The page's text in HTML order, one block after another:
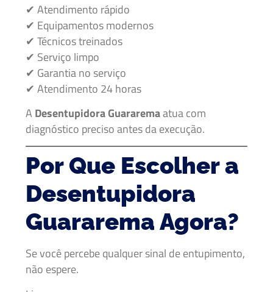
✔ Atendimento rápido
✔ Equipamentos modernos
✔ Técnicos treinados
✔ Serviço limpo
✔ Garantia no serviço
✔ Atendimento 24 horas
A Desentupidora Guararemaatua com
diagnóstico preciso antes da execução.
Por Que Escolher a
Desentupidora
Guararema Agora?
Se você percebe qualquer sinal de entupimento,
não espere.